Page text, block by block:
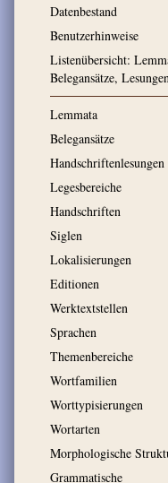
Datenbestand
Benutzerhinweise
Listenübersicht:
Belegansätze,
Lemmata
Belegansätze
Handschriftenlesungen
Legesbereiche
Handschriften
Siglen
Lokalisierungen
Editionen
Werktextstellen
Sprachen
Themenbereiche
Wortfamilien
Worttypisierungen
Wortarten
Morphologische
Grammatische